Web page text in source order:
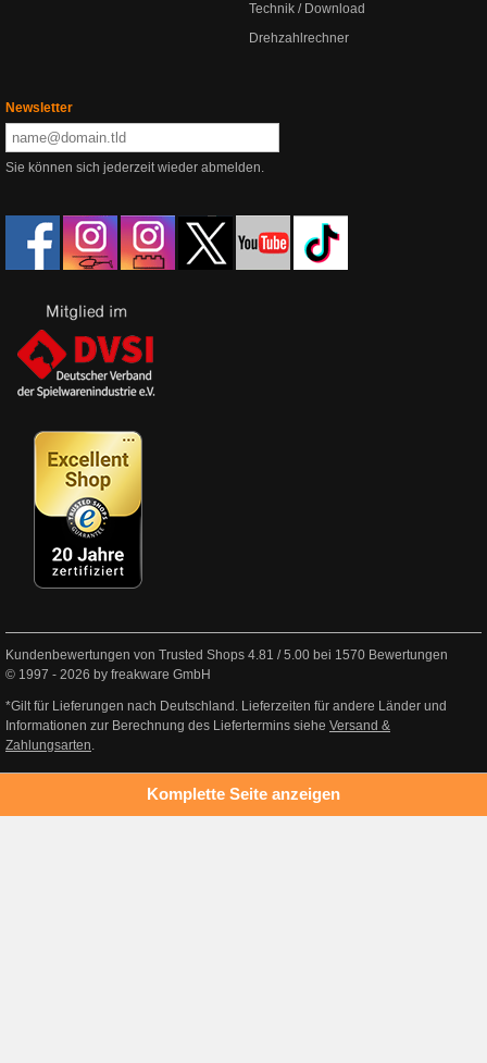
Technik / Download
Drehzahlrechner
Newsletter
Sie können sich jederzeit wieder abmelden.
Kundenbewertungen von Trusted Shops 4.81 /5.00 bei 1570 Bewertungen
© 1997 - 2026 by freakware GmbH
*Gilt für Lieferungen nach Deutschland. Lieferzeiten für andere Länder und
Informationen zur Berechnung des Liefertermins siehe Versand &
Zahlungsarten.
Komplette Seite anzeigen